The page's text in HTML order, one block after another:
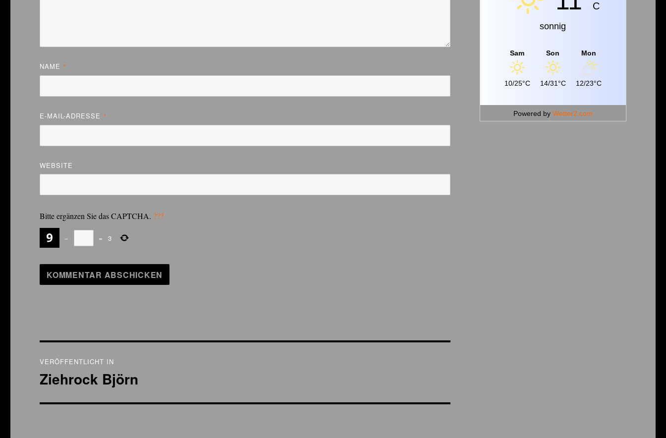
NAME *
E-MAIL-ADRESSE *
WEBSITE
Bitte ergänzen Sie das CAPTCHA. ???
− = 3
VERÖFFENTLICHT IN
Ziehrock Björn
C
sonnig
Sam
10/25°C
Son
14/31°C
Mon
12/23°C
Powered by Wetter2.com